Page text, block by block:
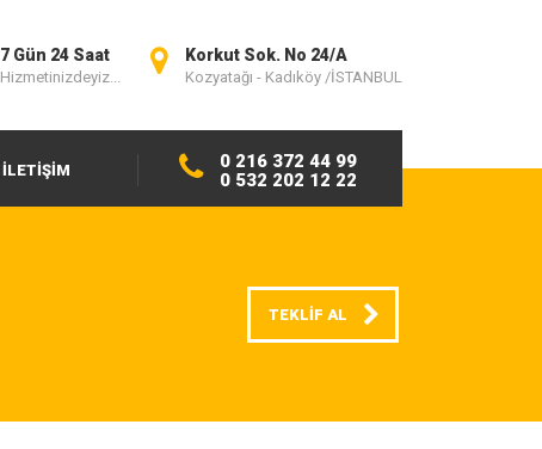
Korkut Sok. No 24/A
Kozyatağı - Kadıköy /İSTANBUL
7 Gün 24 Saat
Hizmetinizdeyiz...
İLETİŞİM
0 216 372 44 99
0 532 202 12 22
TEKLİF AL